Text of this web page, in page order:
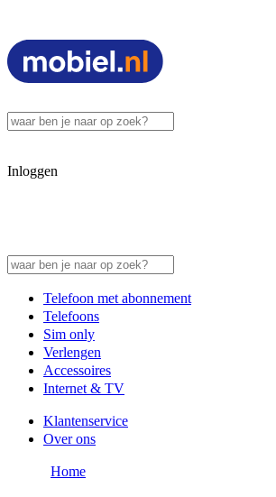
Inloggen
Telefoon met abonnement
Telefoons
Sim only
Verlengen
Accessoires
Internet & TV
Klantenservice
Over ons
Home